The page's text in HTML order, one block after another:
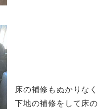
床の補修もぬかりなく
下地の補修をして床